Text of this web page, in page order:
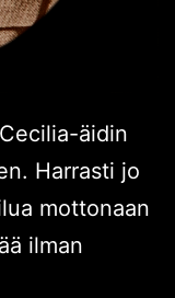
äidin
Harrasti jo
mottonaan
ilman